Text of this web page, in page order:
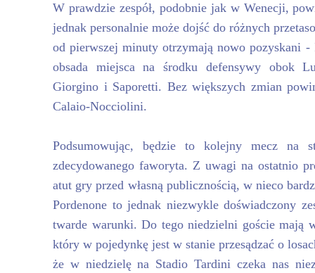
W prawdzie zespół, podobnie jak w Wenecji,
jednak personalnie może dojść do różnych
od pierwszej minuty otrzymają nowo pozyskani -
obsada miejsca na środku defensywy obok
Giorgino i Saporetti. Bez większych zmian
Calaio-Nocciolini.
Podsumowując, będzie to kolejny mecz na
zdecydowanego faworyta. Z uwagi na ostatnio
atut gry przed własną publicznością, w nieco
Pordenone to jednak niezwykle doświadczony
twarde warunki. Do tego niedzielni goście mają
który w pojedynkę jest w stanie przesądzać o
że w niedzielę na Stadio Tardini czeka nas